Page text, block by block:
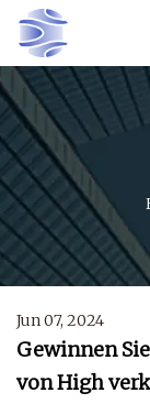
Jun 07, 2024
Gewinnen
von High